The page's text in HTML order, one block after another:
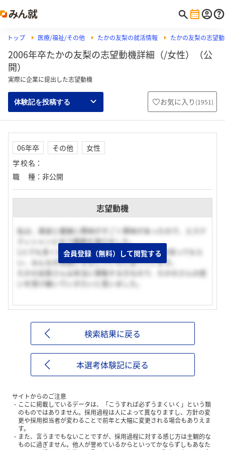
トップ 医療/福祉/その他 たかの友梨の就活情報 たかの友梨の志望
2006年卒たかの友梨の志望動機詳細（/女性）（公
開）
実際に企業に提出した志望動機
体験記を投稿する お気に入り (1951)
06年卒 その他
女性
学校名 ：
職種 ： 非公開
志望動機
私は、美容と健康に興味がすごく興味があったので、エステ
ティシャンとゆう職業を選びました。
1人でも多くの女性のみんなに美しくなる喜びを知ってもら
い、みんなが笑顔になるといいなと思っています。
たかの友梨さんは本当に尊敬する方なので、たかのさんの思
いを受け継いでいきたいと思いました。
会員登録（無料）して閲覧する
検索結果に戻る
本選考体験記に戻る
サイトからのご注意
ここに掲載しているデータは、「こうすれば必ずうまくいく」という類
のものではありません。採用過程は人によって異なりますし、方針の変
更や採用担当者が変わることで前年と大幅に変更される場合もありえま
す。
また、言うまでもないことですが、採用過程に対する感じ方は主観的な
ものに過ぎません。他人が誉めているからといってかならずしもあなた